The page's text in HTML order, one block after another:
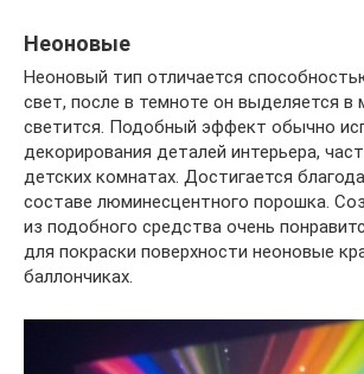
Неоновые
Неоновый тип отличается
свет, после в темноте он выделяется в
светится. Подобный эффект обычно
декорирования деталей интерьера,
детских комнатах. Достигается
составе люминесцентного порошка.
из подобного средства очень
для покраски поверхности неоновые
баллончиках.